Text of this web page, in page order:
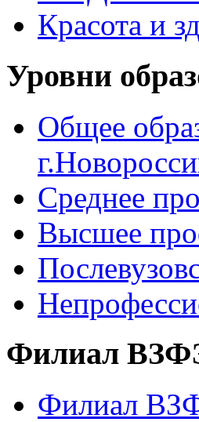
Красота и
Уровни
Общее
Среднее
Высшее
Филиал
Филиал